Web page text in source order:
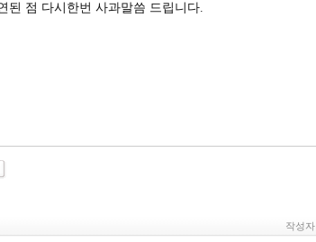
된 점 다시한번 사과말씀 드립니다.
작성자